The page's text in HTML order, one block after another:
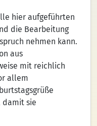
hier aufgeführten
die Bearbeitung
nehmen kann.
aus
mit reichlich
allem
damit sie